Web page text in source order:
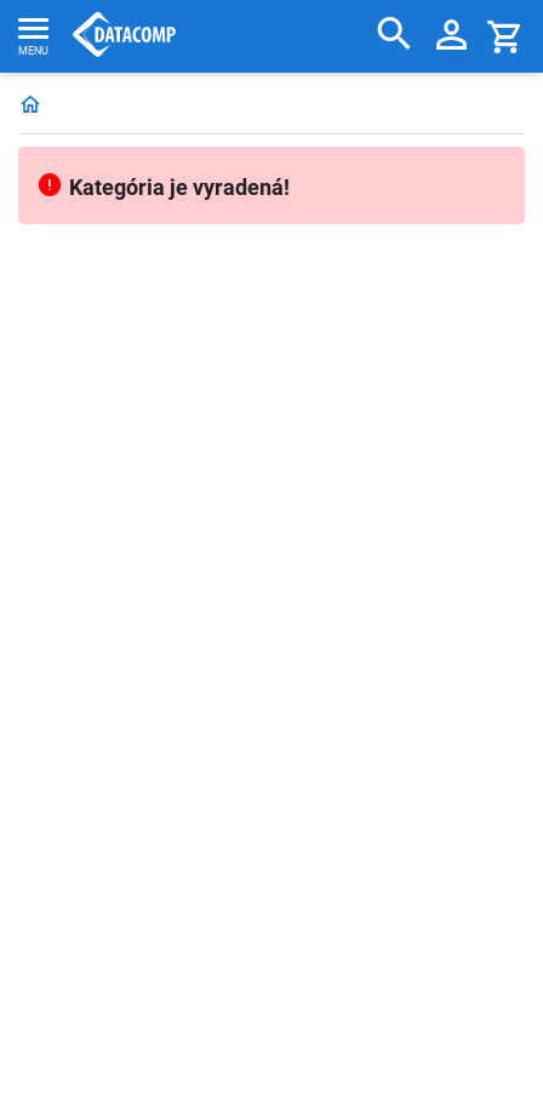
Kategória je vyradená!